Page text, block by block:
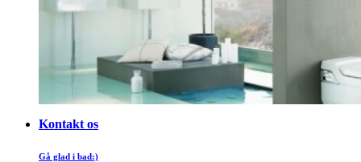
Kontakt os
Gå glad i bad:)